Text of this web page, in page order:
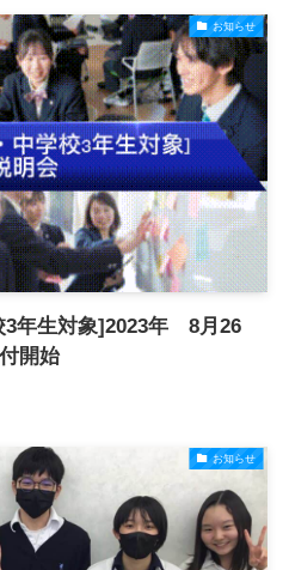
お知らせ
3年生対象]2023年 8月26
開始
お知らせ